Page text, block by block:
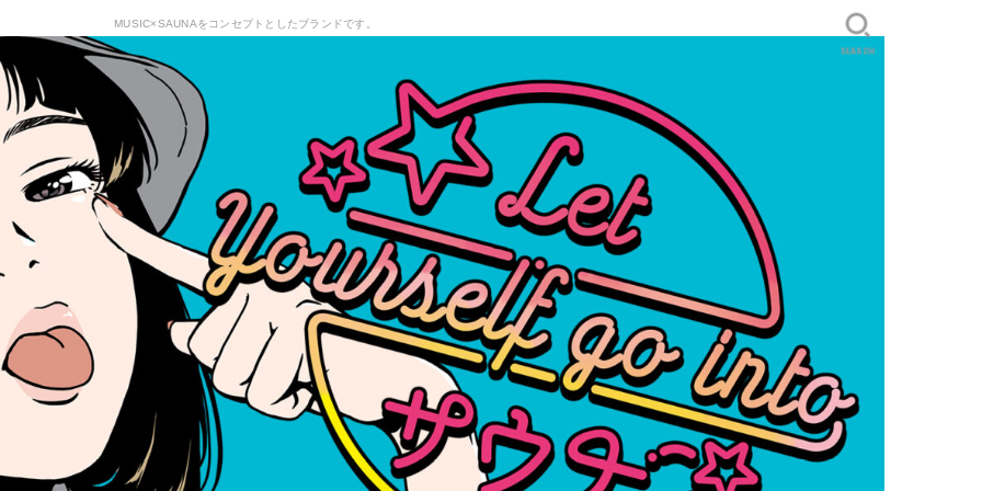
MUSIC×SAUNAをコンセプトとしたブランドです。
SEARCH